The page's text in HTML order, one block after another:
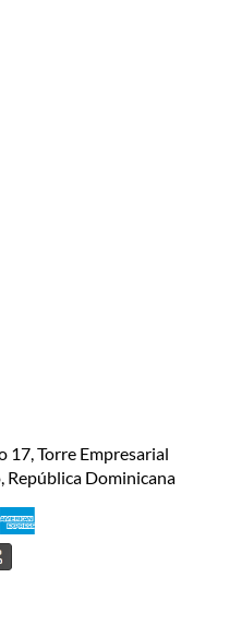
17, Torre Empresarial
República Dominicana